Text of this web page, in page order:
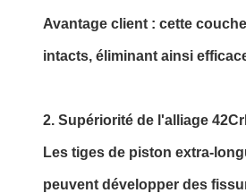
Avantage client : cette
intacts, éliminant ainsi
2. Supériorité de l'alliage
Les tiges de piston extra-
peuvent développer des